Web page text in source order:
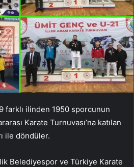
farklı ilinden 1950 sporcunun
Karate Turnuvası’na katılan
ile döndüler.
Belediyespor ve Türkiye Karate